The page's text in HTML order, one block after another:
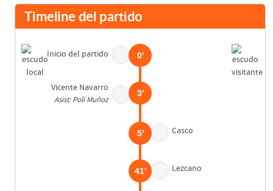
Timeline del partido
Inicio del partido 0'
Vicente Navarro
Asist: Poli Muñoz
3'
Casco
5'
Lezcano
41'